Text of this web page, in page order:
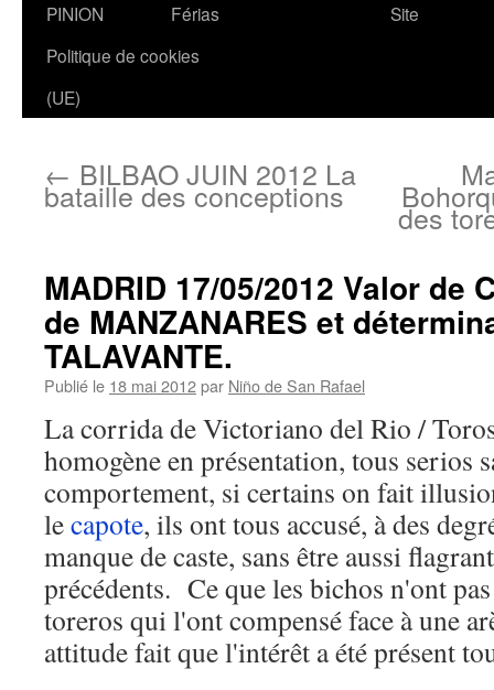
contenu
PINION
Férias
Site
Politique de cookies
(UE)
← BILBAO JUIN 2012 La
bataille des conceptions
des
MADRID 17/05/2012 Valor de
de MANZANARES et
TALAVANTE.
Publié le 18 mai 2012par Niño de San Rafael
La corrida de Victoriano del Rio /
homogène en présentation, tous serios
comportement, si certains on fait
lecapote, ils ont tous accusé, à des
manque de caste, sans être aussi
précédents. Ce que les bichos n'ont
toreros qui l'ont compensé face à une
attitude fait que l'intérêt a été présent